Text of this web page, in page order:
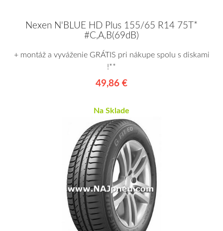
Nexen N'BLUE HD Plus 155/65 R14 75T*
#C,A,B(69dB)
+ montáž a vyváženie GRÁTIS pri nákupe spolu s diskami
!**
49,86 €
Na Sklade